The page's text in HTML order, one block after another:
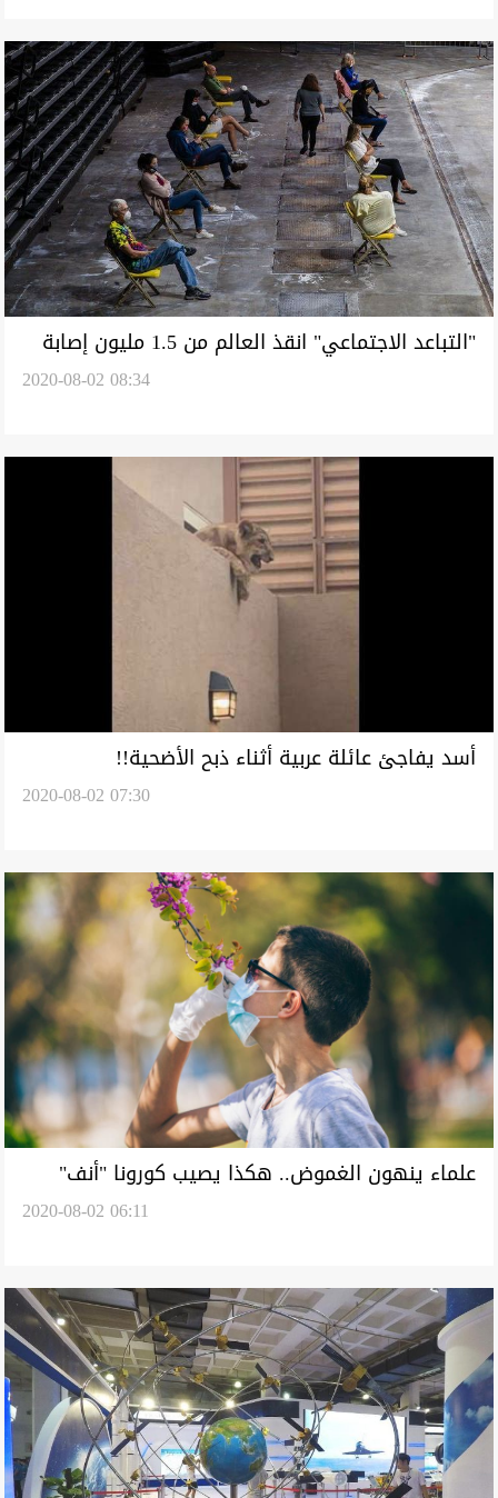
"التباعد الاجتماعي" انقذ العالم من 1.5 مليون إصابة
2020-08-02 08:34
أسد يفاجئ عائلة عربية أثناء ذبح الأضحية!!
2020-08-02 07:30
علماء ينهون الغموض.. هكذا يصيب كورونا "أنف"
2020-08-02 06:11